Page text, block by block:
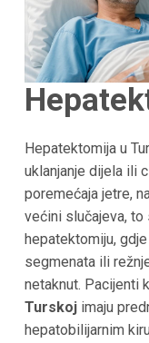
Hepatektomija u
uklanjanje dijela ili
poremećaja jetre,
većini slučajeva,
hepatektomiju,
segmenata ili
netaknut. Pacijenti
Turskojimaju
hepatobilijarnim